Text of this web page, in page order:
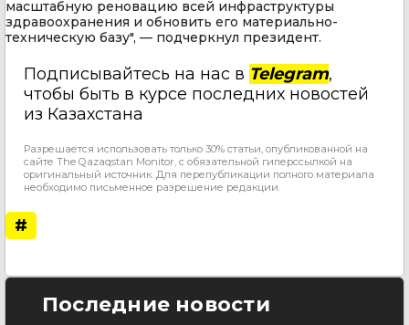
масштабную реновацию всей инфраструктуры
здравоохранения и обновить его материально-
техническую базу", — подчеркнул президент.
Подписывайтесь на нас в Telegram,
чтобы быть в курсе последних новостей
из Казахстана
Разрешается использовать только 30% статьи, опубликованной на
сайте The Qazaqstan Monitor, с обязательной гиперссылкой на
оригинальный источник. Для перепубликации полного материала
необходимо письменное разрешение редакции.
#
Последние новости